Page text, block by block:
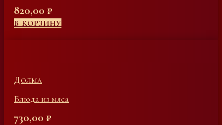
820,00 ₽
В КОРЗИНУ
Долма
Блюда из мяса
730,00 ₽